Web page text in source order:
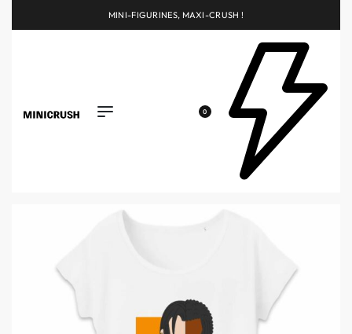
MINI-FIGURINES, MAXI-CRUSH !
0